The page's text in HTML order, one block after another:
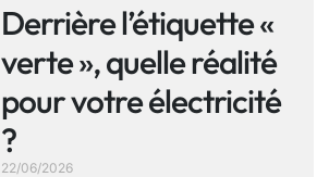
Derrière l’étiquette «
verte », quelle réalité
pour votre électricité
?
22/06/2026